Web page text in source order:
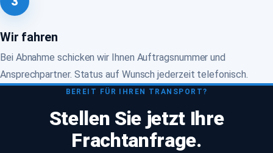
Wir fahren
Bei Abnahme schicken wir Ihnen Auftragsnummer und
Ansprechpartner. Status auf Wunsch jederzeit telefonisch.
BEREIT FÜR IHREN TRANSPORT?
Stellen Sie jetzt Ihre
Frachtanfrage.